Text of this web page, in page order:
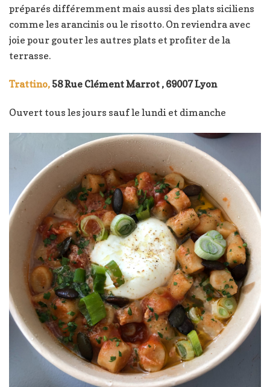
préparés différemment mais aussi des plats siciliens
comme les arancinis ou le risotto. On reviendra avec
joie pour gouter les autres plats et profiter de la
terrasse.
Trattino, 58 Rue Clément Marrot , 69007 Lyon
Ouvert tous les jours sauf le lundi et dimanche